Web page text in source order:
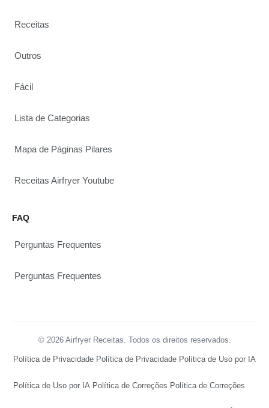
Receitas
Outros
Fácil
Lista de Categorias
Mapa de Páginas Pilares
Receitas Airfryer Youtube
FAQ
Perguntas Frequentes
Perguntas Frequentes
© 2026 Airfryer Receitas. Todos os direitos reservados.
Política de Privacidade Política de Privacidade Política de Uso por IA
Política de Uso por IA Política de Correções Política de Correções